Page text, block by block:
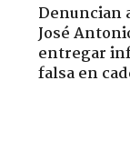
Denuncian
José
entregar
falsa en